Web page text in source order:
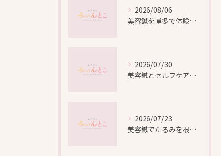
2026/08/06
美容鍼を博多で体験する際の効果や安全性と料金比較徹底ガイド
2026/07/30
美容鍼とセルフケアで叶える愛知県名古屋市北区米が瀬町の新しい美しさ
2026/07/23
美容鍼でたるみを根本から改善し自然なリフトアップを叶える方法